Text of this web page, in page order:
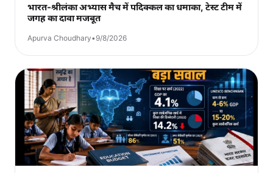
भारत-श्रीलंका अभ्यास मैच में पदिक्कल का धमाका, टेस्ट टीम में
जगह का दावा मजबूत
Apurva Choudhary•9/8/2026